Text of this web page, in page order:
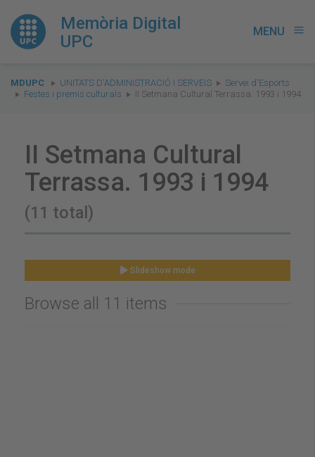
Memòria Digital
UPC
MENU menu
You
are
MDUPC UNITATS D'ADMINISTRACIÓ I SERVEIS
Servei d'Esports
Festes i premis culturals
II Setmana Cultural Terrassa. 1993 i 1994
II Setmana Cultural
Terrassa. 1993 i 1994
(11 total)
Slideshow mode
Browse all 11 items